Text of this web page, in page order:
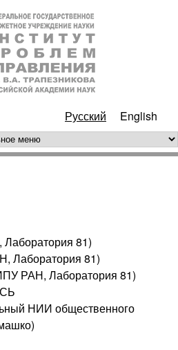
к основному
Русский English
меню
81)
Лаборатория 81)
РАН, Лаборатория 81)
НИИ общественного